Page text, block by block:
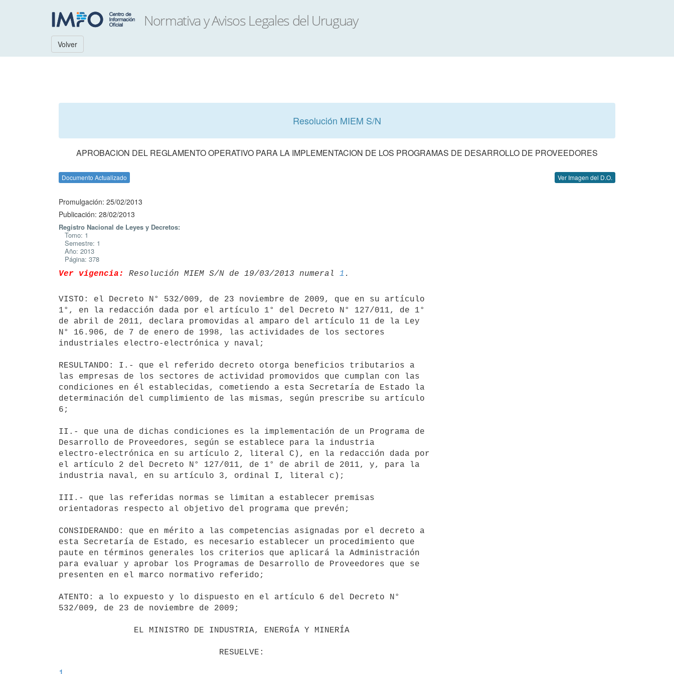
Volver
Resolución MIEM S/N
APROBACION DEL REGLAMENTO OPERATIVO PARA LA IMPLEMENTACION DE LOS PROGRAMAS DE DESARROLLO DE PROVEEDORES
Documento Actualizado Ver Imagen del D.O.
Promulgación: 25/02/2013
Publicación: 28/02/2013
Registro Nacional de Leyes y Decretos:
Tomo: 1
Semestre: 1
Año: 2013
Página: 378
Ver vigencia: Resolución MIEM S/N de 19/03/2013 numeral 1
VISTO: el Decreto N° 532/009, de 23 noviembre de 2009, que en su artículo
1°, en la redacción dada por el artículo 1° del Decreto N° 127/011, de 1°
de abril de 2011, declara promovidas al amparo del artículo 11 de la Ley
N° 16.906, de 7 de enero de 1998, las actividades de los sectores
industriales electro-electrónica y naval;
RESULTANDO: I.- que el referido decreto otorga beneficios tributarios a
las empresas de los sectores de actividad promovidos que cumplan con las
condiciones en él establecidas, cometiendo a esta Secretaría de Estado la
determinación del cumplimiento de las mismas, según prescribe su artículo
6;
II.- que una de dichas condiciones es la implementación de un Programa de
Desarrollo de Proveedores, según se establece para la industria
electro-electrónica en su artículo 2, literal C), en la redacción dada por
el artículo 2 del Decreto N° 127/011, de 1° de abril de 2011, y, para la
industria naval, en su artículo 3, ordinal I, literal c);
III.- que las referidas normas se limitan a establecer premisas
orientadoras respecto al objetivo del programa que prevén;
CONSIDERANDO: que en mérito a las competencias asignadas por el decreto a
esta Secretaría de Estado, es necesario establecer un procedimiento que
paute en términos generales los criterios que aplicará la Administración
para evaluar y aprobar los Programas de Desarrollo de Proveedores que se
presenten en el marco normativo referido;
ATENTO: a lo expuesto y lo dispuesto en el artículo 6 del Decreto N°
532/009, de 23 de noviembre de 2009;